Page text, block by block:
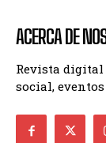
ACERCA DE
Revista digital
social,